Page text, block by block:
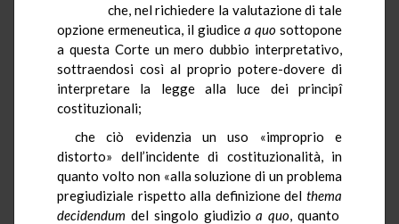
che, nel richiedere la valutazione di tale
opzione ermeneutica, il giudice a quo sottopone
a questa Corte un mero dubbio interpretativo,
sottraendosi così al proprio potere-dovere di
interpretare la legge alla luce dei principî
costituzionali;
che ciò evidenzia un uso «improprio e
distorto» dell’incidente di costituzionalità, in
quanto volto non «alla soluzione di un problema
pregiudiziale rispetto alla definizione del thema
decidendum del singolo giudizioa quo, quanto